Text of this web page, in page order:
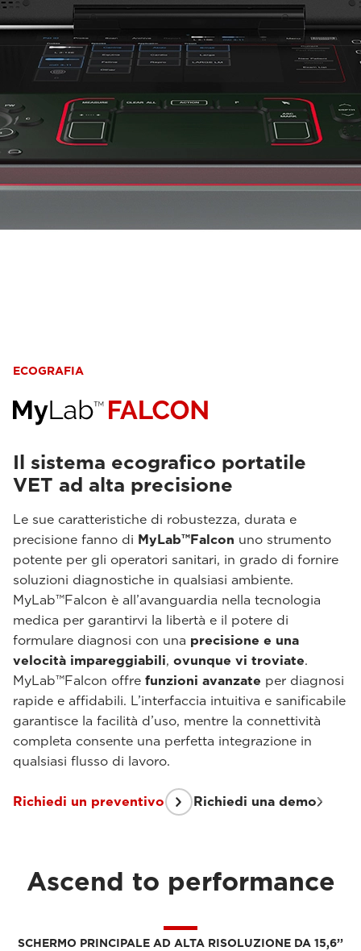
ECOGRAFIA
Il sistema ecografico portatile
VET ad alta precisione
Le sue caratteristiche di robustezza, durata e
precisione fanno di MyLab™Falcon uno strumento
potente per gli operatori sanitari, in grado di fornire
soluzioni diagnostiche in qualsiasi ambiente.
MyLab™Falcon è all’avanguardia nella tecnologia
medica per garantirvi la libertà e il potere di
formulare diagnosi con una precisione e una
velocità impareggiabili, ovunque vi troviate.
MyLab™Falcon offre funzioni avanzate per diagnosi
rapide e affidabili. L’interfaccia intuitiva e sanificabile
garantisce la facilità d’uso, mentre la connettività
completa consente una perfetta integrazione in
qualsiasi flusso di lavoro.
Richiedi un preventivo Richiedi una demo
Ascend to performance
SCHERMO PRINCIPALE AD ALTA RISOLUZIONE DA 15,6’’